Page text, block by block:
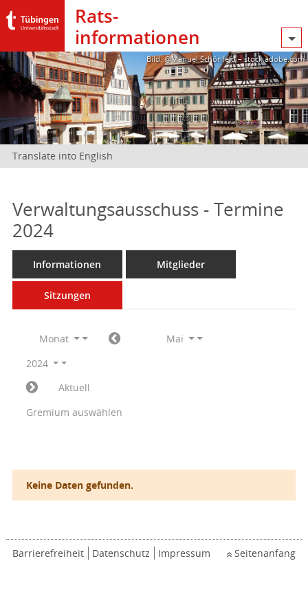
Rats­
informationen
Bild: @Manuel Schönfeld – stock.adobe.com
Translate into English
Verwaltungsausschuss - Termine
2024
Informationen Mitglieder
Sitzungen
Monat
Mai
2024
Aktuell
Gremium auswählen
Keine Daten gefunden.
Barrierefreiheit Datenschutz Impressum Seitenanfang